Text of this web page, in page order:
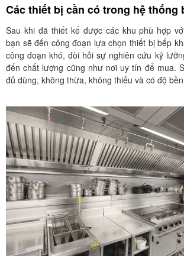
Các thiết bị cần có trong hệ thống
Sau khi đã thiết kế được các khu phù hợp
bạn sẽ đến công đoạn lựa chọn thiết bị bếp
công đoạn khó, đòi hỏi sự nghiên cứu kỹ
đến chất lượng cũng như nơi uy tín để mua.
đủ dùng, không thừa, không thiếu và có độ